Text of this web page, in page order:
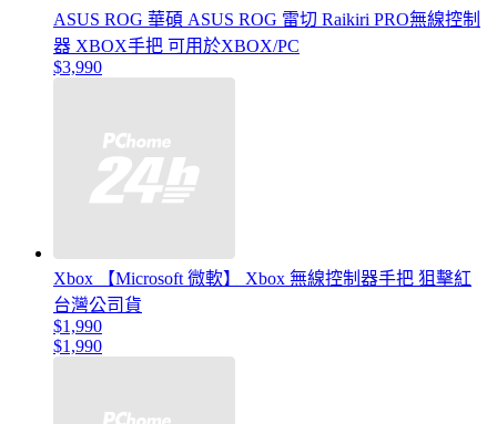
ASUS ROG 華碩 ASUS ROG 雷切 Raikiri PRO無線控制
器 XBOX手把 可用於XBOX/PC
$3,990
Xbox 【Microsoft 微軟】 Xbox 無線控制器手把 狙擊紅
台灣公司貨
$1,990
$1,990